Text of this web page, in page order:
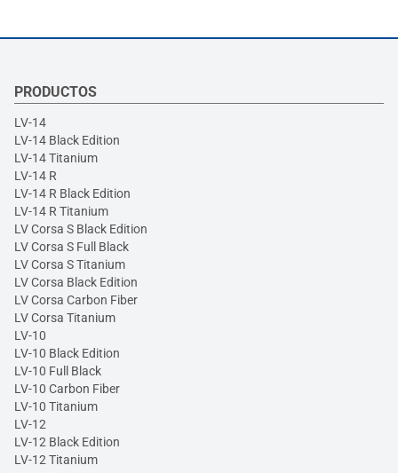
PRODUCTOS
LV-14
LV-14 Black Edition
LV-14 Titanium
LV-14 R
LV-14 R Black Edition
LV-14 R Titanium
LV Corsa S Black Edition
LV Corsa S Full Black
LV Corsa S Titanium
LV Corsa Black Edition
LV Corsa Carbon Fiber
LV Corsa Titanium
LV-10
LV-10 Black Edition
LV-10 Full Black
LV-10 Carbon Fiber
LV-10 Titanium
LV-12
LV-12 Black Edition
LV-12 Titanium